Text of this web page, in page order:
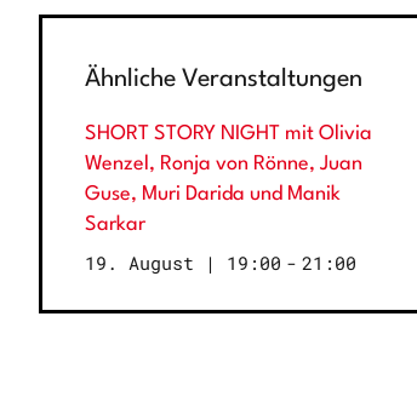
Ähnliche Veranstaltungen
SHORT STORY NIGHT mit Olivia
Wenzel, Ronja von Rönne, Juan
Guse, Muri Darida und Manik
Sarkar
19. August | 19:00 - 21:00